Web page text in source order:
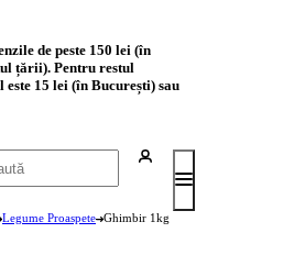
de peste 150 lei (în
țării). Pentru restul
15 lei (în București) sau
Legume Proaspete Ghimbir 1kg